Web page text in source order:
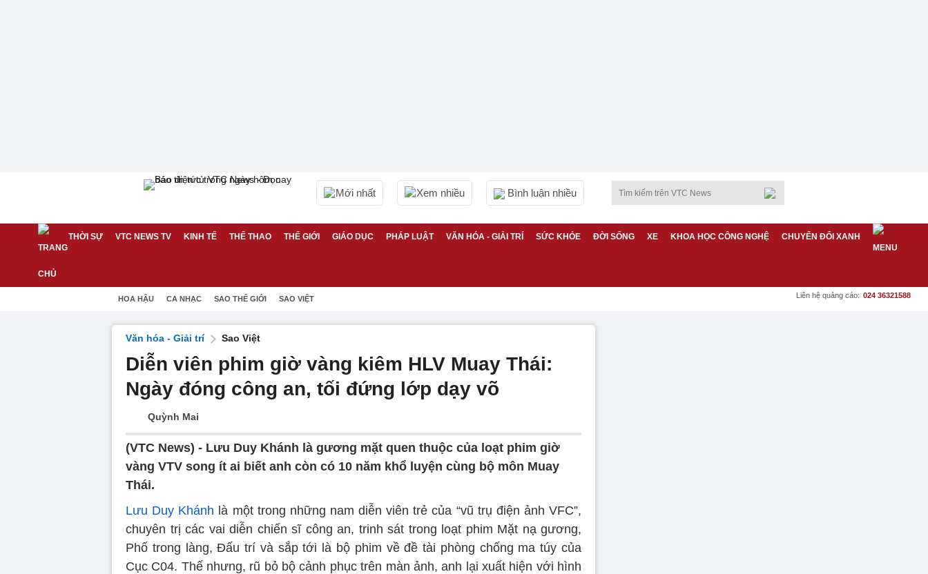
Mới nhất Xem nhiều Bình luận nhiều
THỜI SỰ VTC NEWS TV KINH TẾ THỂ THAO THẾ GIỚI GIÁO DỤC PHÁP LUẬT VĂN HÓA - GIẢI TRÍ SỨC KHỎE ĐỜI SỐNG XE KHOA HỌC CÔNG NGHỆ CHUYỂN ĐỔI XANH
HOA HẬU CA NHẠC SAO THẾ GIỚI SAO VIỆT Liên hệ quảng cáo: 024 36321588
Văn hóa - Giải trí Sao Việt
Diễn viên phim giờ vàng kiêm HLV Muay Thái:
Ngày đóng công an, tối đứng lớp dạy võ
Quỳnh Mai
(VTC News) - Lưu Duy Khánh là gương mặt quen thuộc của loạt phim giờ
vàng VTV song ít ai biết anh còn có 10 năm khổ luyện cùng bộ môn Muay
Thái.
Lưu Duy Khánh là một trong những nam diễn viên trẻ của “vũ trụ điện ảnh VFC”,
chuyên trị các vai diễn chiến sĩ công an, trinh sát trong loạt phim Mặt nạ gương,
Phố trong làng, Đấu trí và sắp tới là bộ phim về đề tài phòng chống ma túy của
Cục C04. Thế nhưng, rũ bỏ bộ cảnh phục trên màn ảnh, anh lại xuất hiện với hình